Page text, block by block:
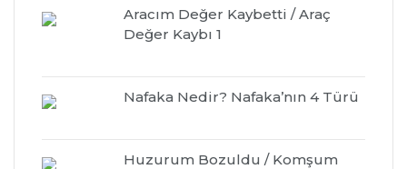
Aracım Değer Kaybetti / Araç
Değer Kaybı 1
Nafaka Nedir? Nafaka’nın 4 Türü
Huzurum Bozuldu / Komşum